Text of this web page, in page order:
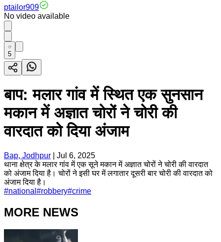
ptailor909
No video available
5
बाप: मलार गांव में स्थित एक सुनसान
मकान में अज्ञात चोरों ने चोरी की
वारदात को दिया अंजाम
Bap, Jodhpur
Jul 6, 2025
थाना क्षेत्र के मलार गांव में एक सूने मकान में अज्ञात चोरों ने चोरी की वारदात
को अंजाम दिया है। चोरों ने इसी घर में लगातार दूसरी बार चोरी की वारदात को
अंजाम दिया है।
#national #robbery#crime
MORE NEWS